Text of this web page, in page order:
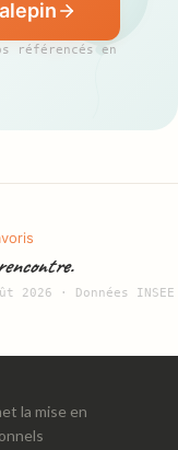
référencés en
· Données INSEE
la mise en